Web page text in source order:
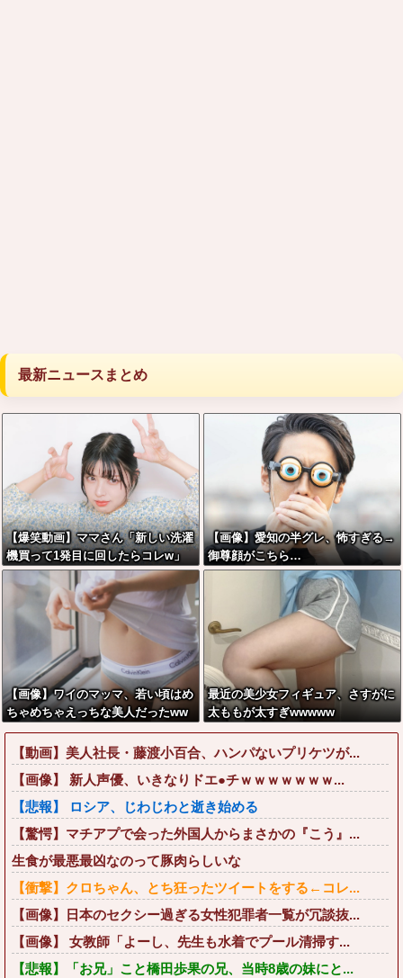
最新ニュースまとめ
【爆笑動画】ママさん「新しい洗濯
機買って1発目に回したらコレw」
←こwれwはw w w w w w w w w w
【画像】愛知の半グレ、怖すぎる→
御尊顔がこちら…
【画像】ワイのマッマ、若い頃はめ
ちゃめちゃえっちな美人だったww
www
最近の美少女フィギュア、さすがに
太ももが太すぎwwwww
【動画】美人社長・藤渡小百合、ハンパないプリケツが...
【画像】 新人声優、いきなりドエ●チｗｗｗｗｗｗｗ...
【悲報】 ロシア、じわじわと逝き始める
【驚愕】マチアプで会った外国人からまさかの『こう』...
生食が最悪最凶なのって豚肉らしいな
【衝撃】クロちゃん、とち狂ったツイートをする←コレ...
【画像】日本のセクシー過ぎる女性犯罪者一覧が冗談抜...
【画像】 女教師「よーし、先生も水着でプール清掃す...
【悲報】「お兄」こと橋田歩果の兄、当時8歳の妹にと...